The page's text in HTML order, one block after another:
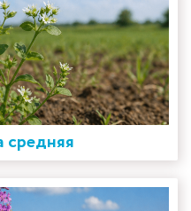
средняя